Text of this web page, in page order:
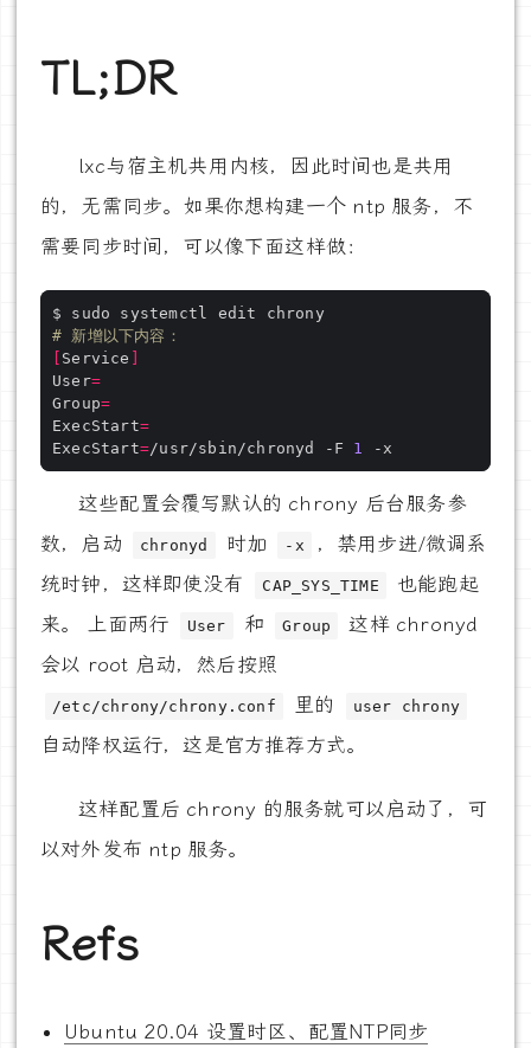
TL;DR
lxc与宿主机共用内核，因此时间也是共用
的，无需同步。如果你想构建一个 ntp 服务，不
需要同步时间，可以像下面这样做：
# 新增以下内容：
Service
User=
Group=
ExecStart=
ExecStart=/usr/sbin/chronyd -F 1
这些配置会覆写默认的 chrony 后台服务参
数，启动
chronyd 时加 -x
，禁用步进/微调系
统时钟，这样即使没有
CAP_SYS_TIME
也能跑起
来。 上面两行
User 和 Group
这样 chronyd
会以 root 启动，然后按照
/etc/chrony/chrony.conf 里的 user chrony
自动降权运行，这是官方推荐方式。
这样配置后 chrony 的服务就可以启动了，可
以对外发布 ntp 服务。
Refs
Ubuntu 20.04 设置时区、配置NTP同步